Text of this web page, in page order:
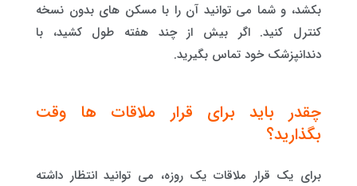
بکشد، و شما می توانید آن را با مسکن های بدون نسخه
کنترل کنید. اگر بیش از چند هفته طول کشید، با
دندانپزشک خود تماس بگیرید.
چقدر باید برای قرار ملاقات ها وقت
بگذارید؟
برای یک قرار ملاقات یک روزه، می توانید انتظار داشته